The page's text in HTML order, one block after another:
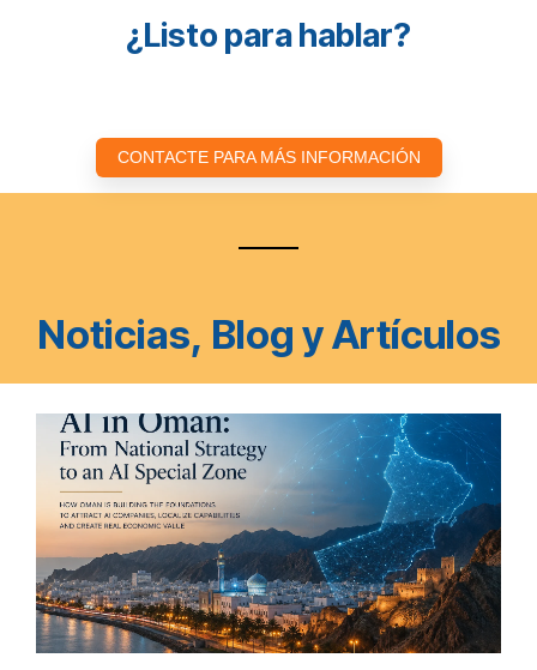
¿Listo para hablar?
CONTACTE PARA MÁS INFORMACIÓN
Noticias, Blog y Artículos